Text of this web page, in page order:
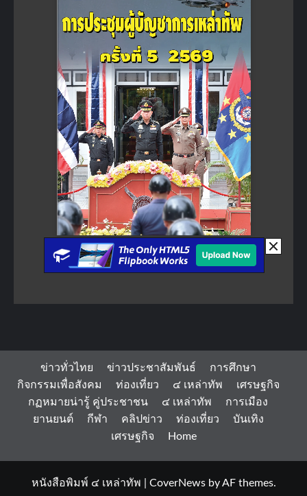
ข่าวทั่วไทย ข่าวประชาสัมพันธ์
การศึกษา
กิจกรรมเพื่อสังคม
ท่องเที่ยว ๔ เหล่าทัพ
เศรษฐกิจ
กฏหมายน่ารู้ คู่ประชาชน
๔ เหล่าทัพ
การเมือง
ยานยนต์
กีฬา คลิปข่าว ท่องเที่ยว
บันเทิง
เศรษฐกิจ
Home
หนังสือพิมพ์ ๔ เหล่าทัพ CoverNewsby AF themes.